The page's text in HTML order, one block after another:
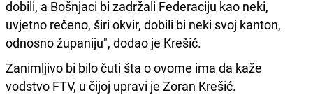
dobili, a Bošnjaci bi zadržali Federaciju kao neki,
uvjetno rečeno, širi okvir, dobili bi neki svoj kanton,
odnosno županiju", dodao je Krešić.
Zanimljivo bi bilo čuti šta o ovome ima da kaže
vodstvo FTV, u čijoj upravi je Zoran Krešić.